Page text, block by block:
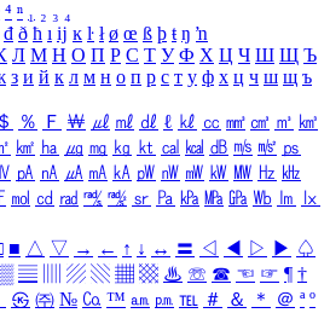
⁴ ⁿ ₁ ₂ ₃ ₄
đ ð ħ ı ĳ ĸ ŀ ł ø œ ß þ ŧ ŋ ŉ
Л М Н О П Р С Т У Ф Х Ц Ч Ш Щ Ъ
з и й к л м н о п р с т у ф х ц ч ш щ ъ
＄ ％ Ｆ ￦ ㎕ ㎖ ㎗ ℓ ㎘ ㏄ ㎣ ㎤ ㎥ ㎦
㎢ ㏊ ㎍ ㎎ ㎏ ㏏ ㎈ ㎉ ㏈ ㎧ ㎨ ㎰
㎀ ㎁ ㎂ ㎃ ㎄ ㎺ ㎻ ㎽ ㎾ ㎿ ㎐ ㎑
㏖ ㏅ ㎭ ㎮ ㎯ ㏛ ㎩ ㎪ ㎫ ㎬ ㏝ ㏐
㏓
■ △ ▽ → ← ↑ ↓ ↔ 〓 ◁ ◀ ▷ ▶ ♤
▒ ▤ ▨ ▧ ▦ ▩ ♨ ☏ ☎ ☜ ☞ ¶ †
㉿ ㈜ № ㏇ ™ ㏂ ㏘ ℡ ＃ ＆ ＊ ＠ ª º